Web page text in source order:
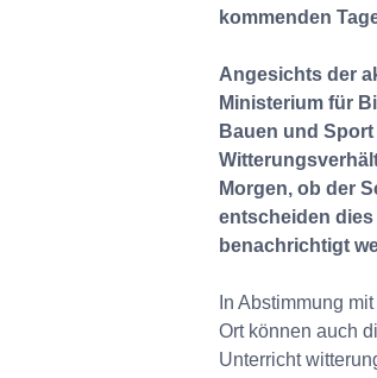
kommenden
Angesichts der
Ministerium für
Bauen und
Morgen, ob der
entscheiden
benachrichtigt
In Abstimmung
Ort können auch
Unterricht